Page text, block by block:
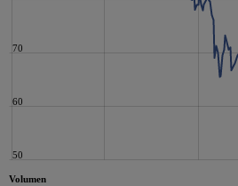
50
60
70
Volumen